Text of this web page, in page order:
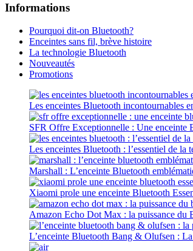
Informations
Pourquoi dit-on Bluetooth?
Enceintes sans fil, brève histoire
La technologie Bluetooth
Nouveautés
Promotions
Les enceintes Bluetooth incontournables
SFR Offre Exceptionnelle : Une enceinte
Les enceintes Bluetooth : l’essentiel de la
Marshall : L’enceinte Bluetooth
Xiaomi prole une enceinte Bluetooth
Amazon Echo Dot Max : la puissance du
L’enceinte Bluetooth Bang & Olufsen :